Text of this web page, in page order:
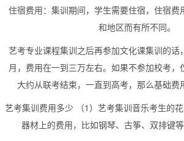
住宿费用：集训期间，学生需要住宿，住宿费
和地区而有所不同。
艺考专业课程集训之后再参加文化课集训的话
月，费用在一到三万左右。如果不参加校考，
大约从联考结束，一直到高考，那么基础费
艺考集训费用多少 （1）艺考集训音乐考生的
器材上的费用，比如钢琴、古筝、双排键等